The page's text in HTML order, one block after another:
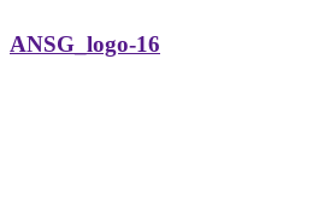
ANSG_logo-16